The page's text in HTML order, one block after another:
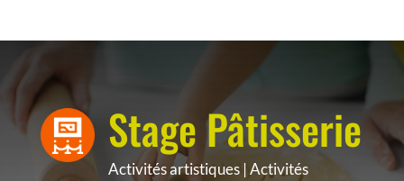
Stage Pâtisserie
Activités artistiques|Activités